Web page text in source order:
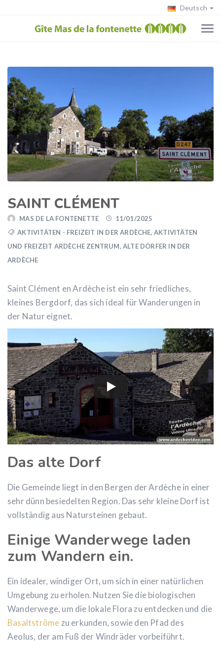
Deutsch
SAINT CLÉMENT
MAS DE LA FONTENETTE
11/01/2025
AKTIVITÄTEN - FREIZEIT IN DER ARDÈCHE,AKTIVITÄTEN
UND FREIZEIT ARDÈCHE ZENTRUM,ALTE DÖRFER IN DER
ARDÈCHE
Saint Clément en Ardèche ist ein sehr friedliches,
kleines Bergdorf, das sich ideal für Wanderungen in
der Natur eignet.
Das alte Dorf
Die Gemeinde liegt in den Bergen der Ardèche in einer
sehr dünn besiedelten Region. Das sehr kleine Dorf ist
vollständig aus Natursteinen gebaut.
Einige Wanderwege laden
zum Wandern ein.
Ein idealer, windiger Ort, um sich in einer natürlichen
Umgebung zu erholen. Nutzen Sie die biologischen
Wanderwege, um die lokale Flora zu entdecken und die
Basaltströmezu erkunden, sowie den Pfad des
Aeolus, der am Fuß der Windräder vorbeiführt.